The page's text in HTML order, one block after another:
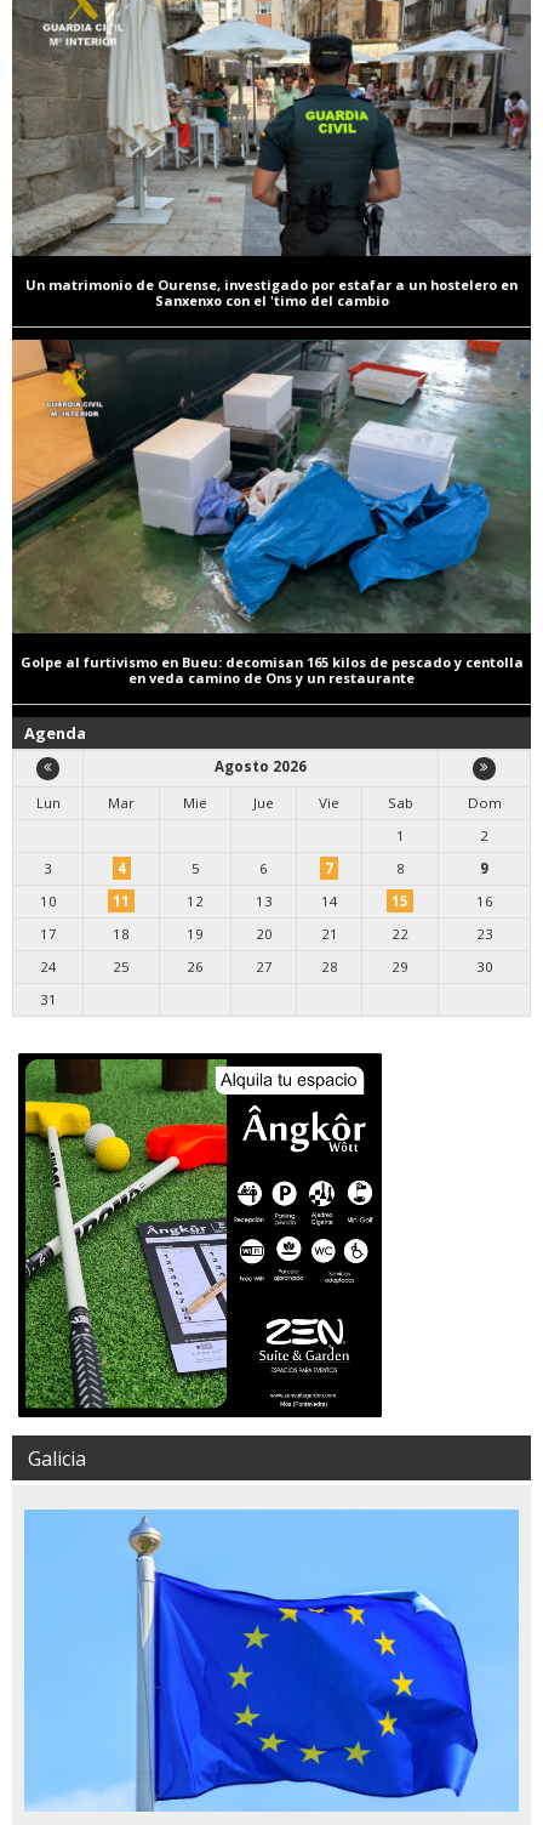
Un matrimonio de Ourense, investigado por estafar a un hostelero en
Sanxenxo con el 'timo del cambio
Golpe al furtivismo en Bueu: decomisan 165 kilos de pescado y centolla
en veda camino de Ons y un restaurante
Agenda
Agosto 2026
Lun
Mar Mie Jue Vie Sab
Dom
1
2
3
4 5 6 7 8
9
10
11 12 13 14 15
16
17
18 19 20 21 22
23
24
25 26 27 28 29
30
31
Galicia